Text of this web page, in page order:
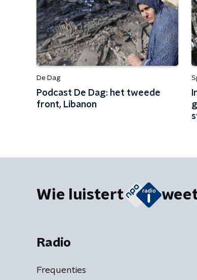
De Dag
Podcast De Dag: het tweede
front, Libanon
Wie luistert
Radio
Frequenties